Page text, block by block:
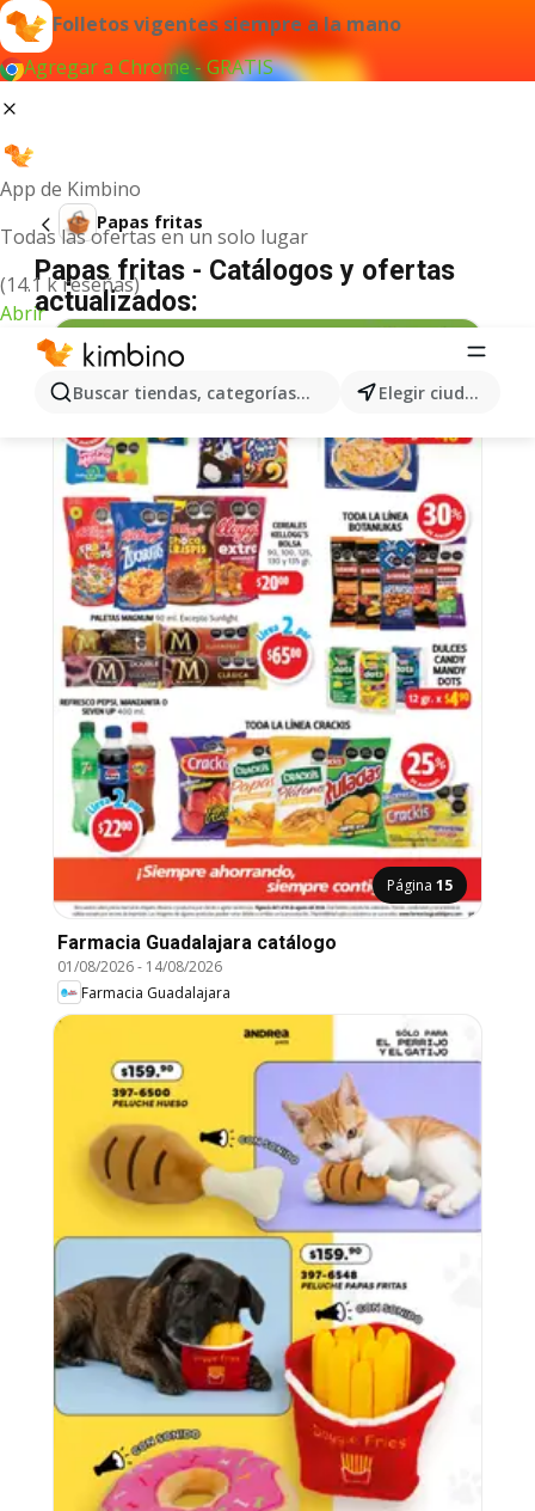
Folletos vigentes siempre a la mano
Agregar a Chrome - GRATIS
App de Kimbino
Todas las ofertas en un solo lugar
(14.1 k reseñas)
Abrir
Buscar tiendas, categorías, productos... Elegir ciudad
Papas fritas
Papas fritas - Catálogos y ofertas
actualizados:
Página 15
Farmacia Guadalajara catálogo
01/08/2026- 14/08/2026
Farmacia Guadalajara